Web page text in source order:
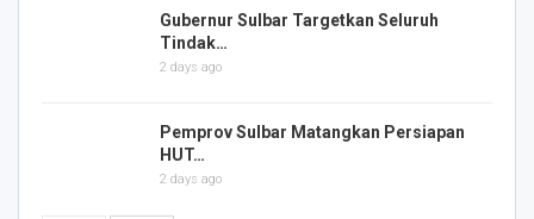
Gubernur Sulbar Targetkan Seluruh
Tindak…
2 days ago
Pemprov Sulbar Matangkan Persiapan
HUT…
2 days ago